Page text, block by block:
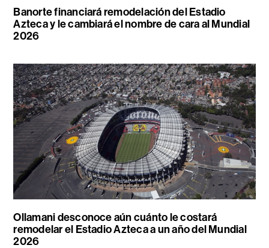
Banorte financiará remodelación del Estadio
Azteca y le cambiará el nombre de cara al Mundial
2026
Ollamani desconoce aún cuánto le costará
remodelar el Estadio Azteca a un año del Mundial
2026